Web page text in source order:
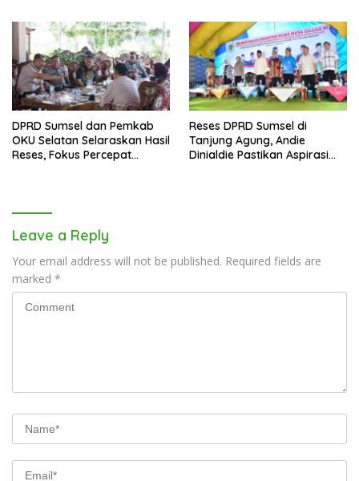
DPRD Sumsel dan Pemkab
OKU Selatan Selaraskan Hasil
Reses, Fokus Percepat
Reses DPRD Sumsel di
Tanjung Agung, Andie
Dinialdie Pastikan Aspirasi
Leave a Reply
Your email address will not be published. Required fields are
marked *